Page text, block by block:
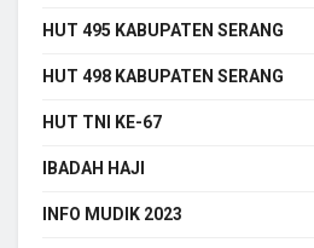
HUT 495 KABUPATEN SERANG
HUT 498 KABUPATEN SERANG
HUT TNI KE-67
IBADAH HAJI
INFO MUDIK 2023